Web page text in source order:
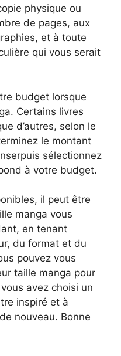
physique ou
de pages, aux
et à toute
qui vous serait
budget lorsque
Certains livres
d’autres, selon le
le montant
sélectionnez
à votre budget.
il peut être
manga vous
en tenant
du format et du
pouvez vous
taille manga pour
avez choisi un
inspiré et à
nouveau. Bonne